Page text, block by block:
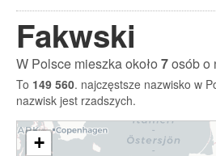
Fakwski
W Polsce mieszka około7osób o
To 149 560. najczęstsze nazwisko w
nazwisk jest rzadszych.
+